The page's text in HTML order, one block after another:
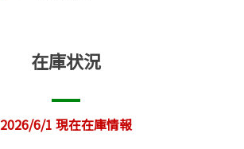
在庫状況
2026/6/1 現在在庫情報